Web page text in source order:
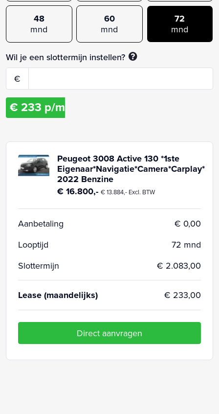
48
mnd
60
mnd
72
mnd
Wil je een slottermijn instellen?
€
€ 233 p/m
Peugeot 3008 Active 130 *1ste
Eigenaar*Navigatie*Camera*Carplay*
2022 Benzine
€ 16.800,- € 13.884,- Excl. BTW
Aanbetaling
€ 0,00
Looptijd
72 mnd
Slottermijn
€ 2.083,00
Lease (maandelijks) € 233,00
Direct aanvragen